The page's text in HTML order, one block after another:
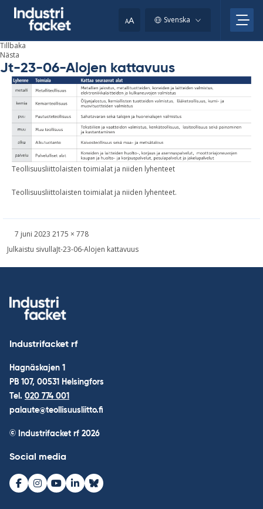
AA Svenska
Tillbaka
Nästa
Jt-23-06-Alojen kattavuus
Te­ol­li­su­us­li­it­to­lais­ten to­i­mi­a­lat ja ni­i­den ly­hen­te­et
Teollisuusliittolaisten toimialat ja niiden lyhenteet.
Skriven
7 juni 2023 Bild
full
2175 × 778
Inläggsnavigering
Julkaistu sivullaJt-23-06-Alojen kattavuus
Industrifacket rf
Hagnäskajen 1
PB 107, 00531 Helsingfors
Tel. 020 774 001
palaute@teollisuusliitto.fi
© Industrifacket rf 2026
Social media
Facebook
Instagram
Youtube
LinkedInBluesky